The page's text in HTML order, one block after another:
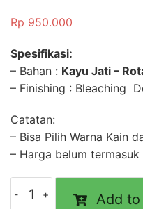
Rp 950.000
Spesifikasi:
– Bahan : Kayu Jati –
– Finishing : Bleaching
Catatan:
– Bisa Pilih Warna Kain
– Harga belum
Add